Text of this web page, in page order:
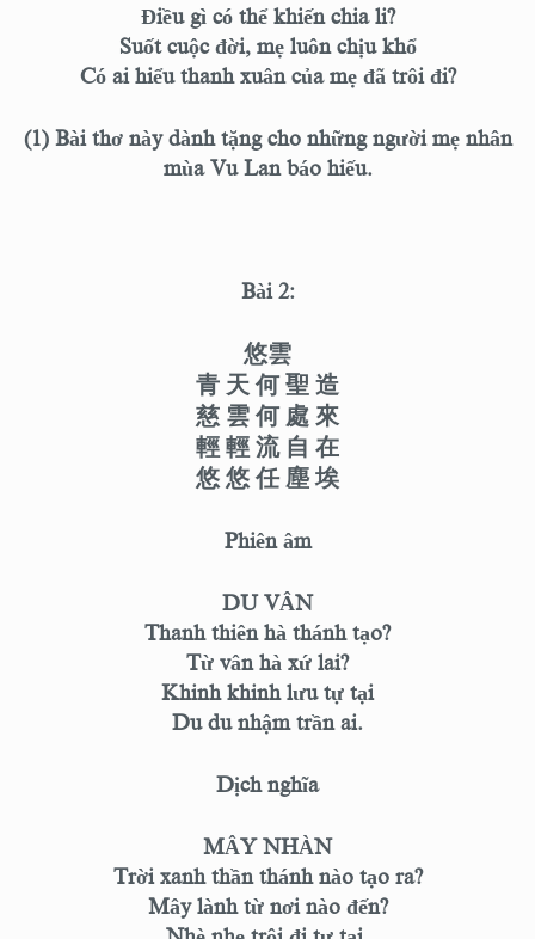
Điều gì có thể khiến chia li?
Suốt cuộc đời, mẹ luôn chịu khổ
Có ai hiểu thanh xuân của mẹ đã trôi đi?
(1) Bài thơ này dành tặng cho những người mẹ nhân
mùa Vu Lan báo hiếu.
Bài 2:
悠雲
青 天 何 聖 造
慈 雲 何 處 來
輕 輕 流 自 在
悠 悠 任 塵 埃
Phiên âm
DU VÂN
Thanh thiên hà thánh tạo?
Từ vân hà xứ lai?
Khinh khinh lưu tự tại
Du du nhậm trần ai.
Dịch nghĩa
MÂY NHÀN
Trời xanh thần thánh nào tạo ra?
Mây lành từ nơi nào đến?